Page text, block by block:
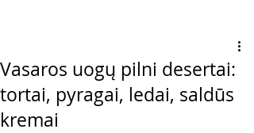
Vasaros uogų pilni desertai:
tortai, pyragai, ledai, saldūs
kremai